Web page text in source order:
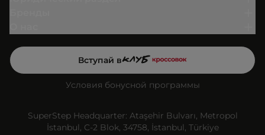
Вступай в
Условия бонусной программы
SuperStep Headquarter: Ataşehir Bulvarı, Metropol
İstanbul, C-2 Blok, 34758, İstanbul, Türkiye